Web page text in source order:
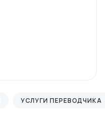
УСЛУГИ ПЕРЕВОДЧИКА